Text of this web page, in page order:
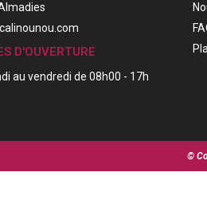
D'OUVERTURE
au vendredi de 08h00 - 17h
©